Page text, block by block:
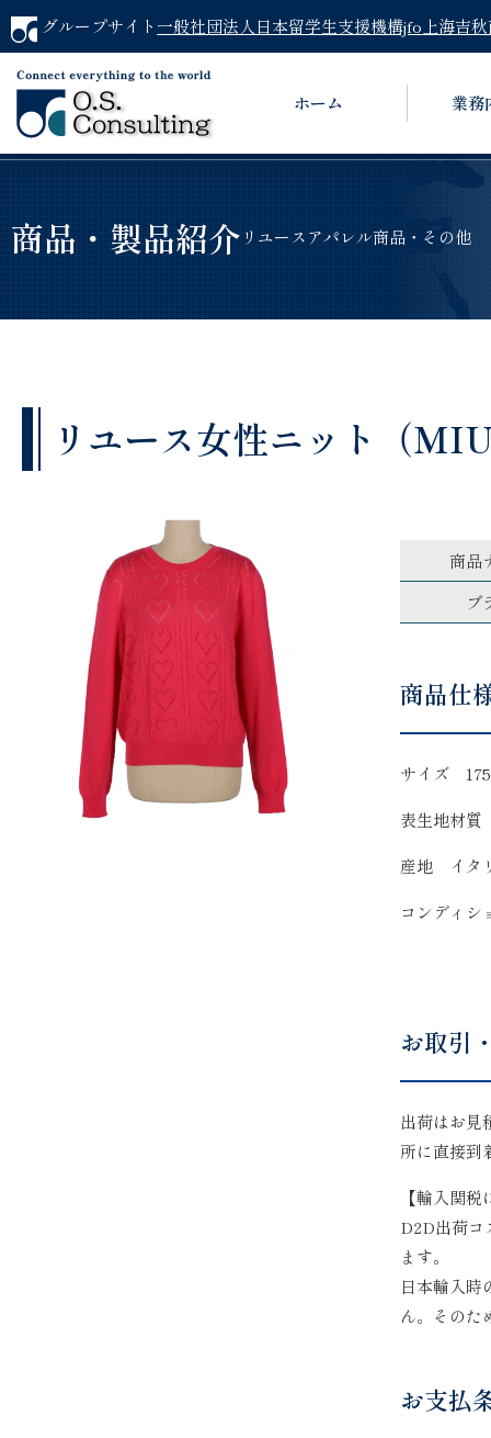
グループサイト 一般社団法人日本留学生支援機構jfo 上海吉
ホーム 業務
商品・製品紹介 リユースアパレル商品・その他
リユース女性ニット（
商品
ブ
商品仕
サイズ
表生地材
産地 イタ
コンディ
お取引
出荷はお見
所に直接到
【輸入関
D2D出荷コ
ます。
日本輸入時
ん。そのた
お支払